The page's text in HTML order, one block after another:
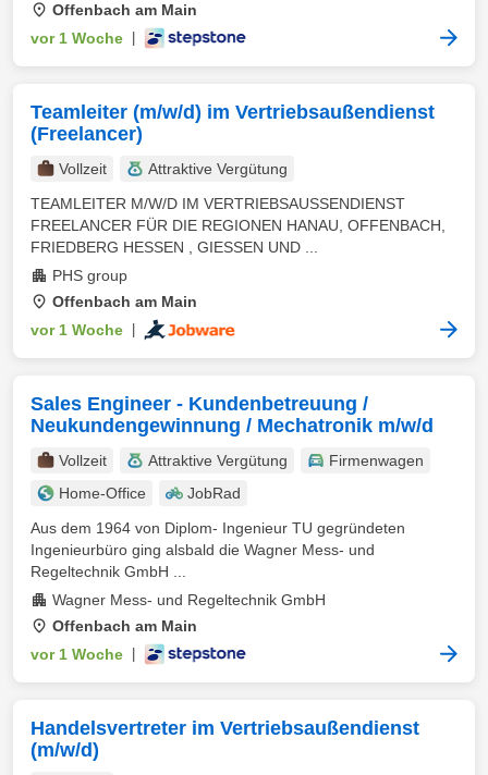
Offenbach am Main
vor 1 Woche
Teamleiter (m/w/d) im Vertriebsaußendienst
(Freelancer)
Vollzeit
Attraktive Vergütung
TEAMLEITER M/W/D IM VERTRIEBSAUSSENDIENST
FREELANCER FÜR DIE REGIONEN HANAU, OFFENBACH,
FRIEDBERG HESSEN , GIESSEN UND ...
PHS group
Offenbach am Main
vor 1 Woche
Sales Engineer - Kundenbetreuung /
Neukundengewinnung / Mechatronik m/w/d
Vollzeit Attraktive Vergütung
Firmenwagen
Home-Office
JobRad
Aus dem 1964 von Diplom- Ingenieur TU gegründeten
Ingenieurbüro ging alsbald die Wagner Mess- und
Regeltechnik GmbH ...
Wagner Mess- und Regeltechnik GmbH
Offenbach am Main
vor 1 Woche
Handelsvertreter im Vertriebsaußendienst
(m/w/d)